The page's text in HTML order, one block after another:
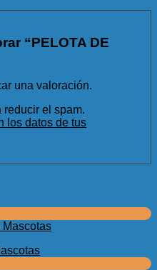
“PELOTA DE
una valoración.
reducir el spam.
los datos de tus